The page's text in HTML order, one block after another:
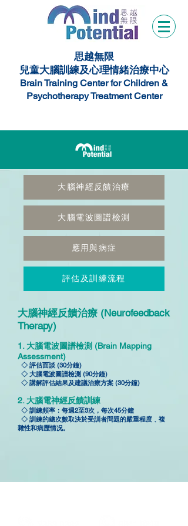
思越無限
兒童大腦訓練及心理情緒治療中心
Brain Training Center for Children &
Psychotherapy Treatment Center
大腦神經反饋治療
大腦電波圖譜檢測
應用與病症
評估及訓練流程
大腦神經反饋治療 (Neurofeedback
Therapy)
1. 大腦電波圖譜檢測 (Brain Mapping
Assessment)
◇ 評估面談 (30分鐘)
◇ 大腦電波圖譜檢測 (90分鐘)
◇ 講解評估結果及建議治療方案 (30分鐘)
2. 大腦電神經反饋訓練
◇ 訓練頻率：每週2至3次，每次45分鐘
◇ 訓練的總次數取決於受訓者問題的嚴重程度﹑複
雜性和病歷情况。